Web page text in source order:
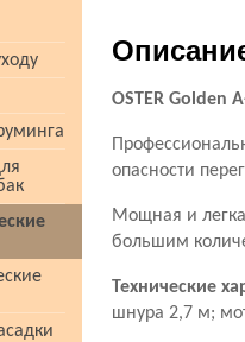
OSTER Golden
опасности
Мощная и
большим
Технические
шнура 2,7 м;